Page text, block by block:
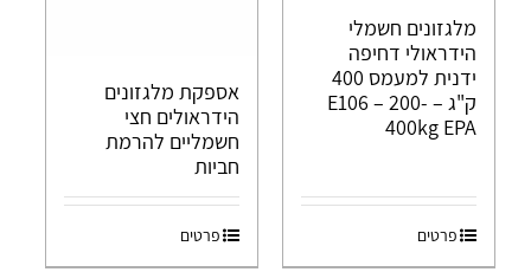
מלגזונים חשמלי
הידראולי דחיפה
ידנית למעמס 400
ק"ג – E106 – 200-
400kg EPA
פרטים
אספקת מלגזונים
הידראולים חצי
חשמליים להרמת
חביות
פרטים